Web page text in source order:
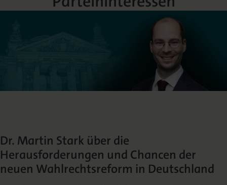
News
Neuigkeiten & Aktuelles
Sozialwissenschaften
Wissenschaftlich publizieren
Open Access
Dozentenservice
Belegexemplar für Lehrende
Shop
Podcast
Dr. Martin Stark über die
Herausforderungen und Chancen der
neuen Wahlrechtsreform in Deutschland